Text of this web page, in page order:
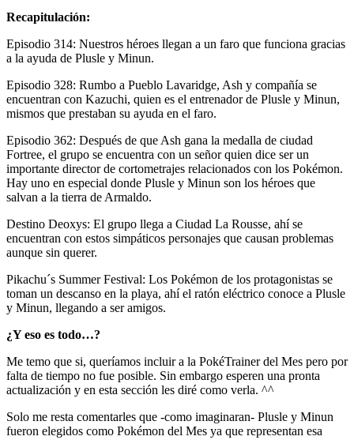
Recapitulación:
Episodio 314: Nuestros héroes llegan a un faro que funciona gracias
a la ayuda de Plusle y Minun.
Episodio 328: Rumbo a Pueblo Lavaridge, Ash y compañía se
encuentran con Kazuchi, quien es el entrenador de Plusle y Minun,
mismos que prestaban su ayuda en el faro.
Episodio 362: Después de que Ash gana la medalla de ciudad
Fortree, el grupo se encuentra con un señor quien dice ser un
importante director de cortometrajes relacionados con los Pokémon.
Hay uno en especial donde Plusle y Minun son los héroes que
salvan a la tierra de Armaldo.
Destino Deoxys: El grupo llega a Ciudad La Rousse, ahí se
encuentran con estos simpáticos personajes que causan problemas
aunque sin querer.
Pikachu´s Summer Festival: Los Pokémon de los protagonistas se
toman un descanso en la playa, ahí el ratón eléctrico conoce a Plusle
y Minun, llegando a ser amigos.
¿Y eso es todo…?
Me temo que si, queríamos incluir a la PokéTrainer del Mes pero por
falta de tiempo no fue posible. Sin embargo esperen una pronta
actualización y en esta sección les diré como verla. ^^
Solo me resta comentarles que -como imaginaran- Plusle y Minun
fueron elegidos como Pokémon del Mes ya que representan esa